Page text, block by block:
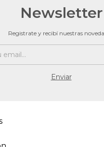
Newsletter
Registrate y recibí nuestras